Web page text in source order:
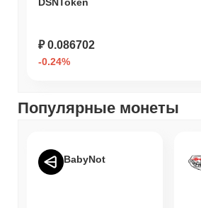
₽ 0.086702
-0.24%
Популярные монеты
BabyNot